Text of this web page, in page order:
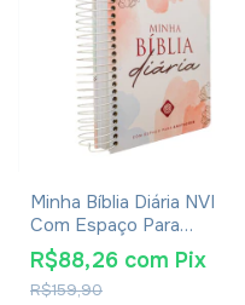
Minha Bíblia Diária NVI
Com Espaço Para
Anotações - Capa Tinta
Água
R$159,90
R$88,26 com Pix